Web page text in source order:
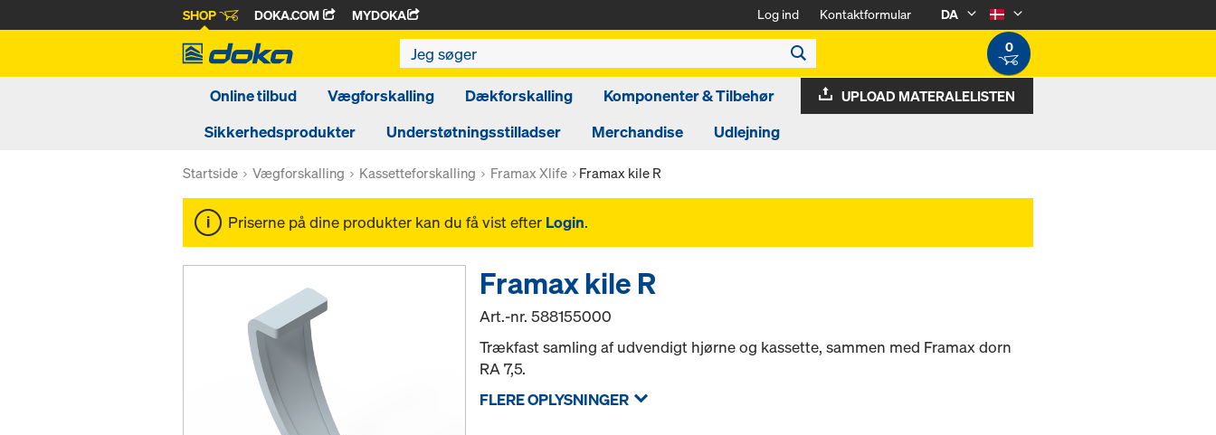
SHOP DOKA.COM MYDOKA Log ind Kontaktformular
DA
0
Online tilbud Vægforskalling Dækforskalling
Komponenter & Tilbehør
Sikkerhedsprodukter
Understøtningsstilladser Merchandise Udlejning
UPLOAD MATERALELISTEN
Startside Vægforskalling Kassetteforskalling Framax Xlife Framax kile R
Priserne på dine produkter kan du få vist efter Login.
Framax kile R
Art.-nr.588155000
Trækfast samling af udvendigt hjørne og kassette, sammen med Framax dorn
RA 7,5.
FLERE OPLYSNINGER